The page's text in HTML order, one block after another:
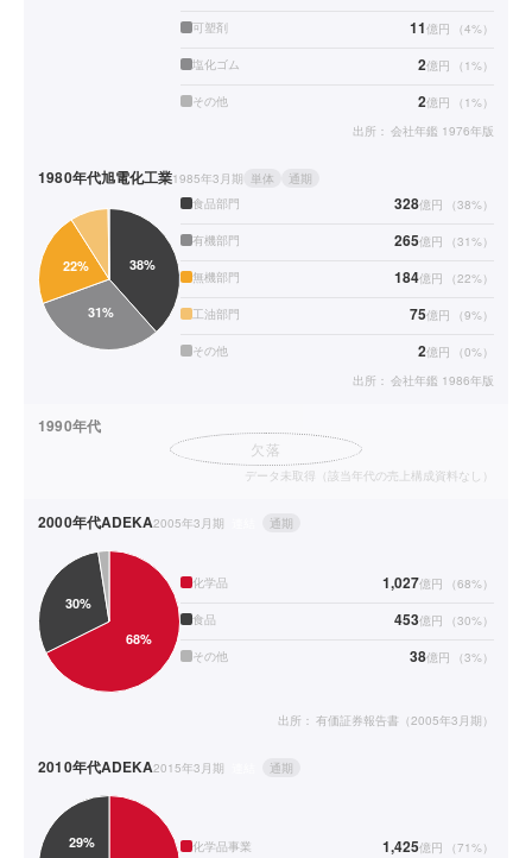
可塑剤 11億円 （4%）
塩化ゴム 2億円 （ 1%）
その他 2億円 （ 1%）
出所： 会社年鑑 1976年版
1980年代旭電化工業1985年3月期 単体
通期
食品部門
328億円 （38%）
有機部門 265億円 （31%）
無機部門 184億円 （22%）
工油部門 75億円 （9%）
その他 2億円 （0%）
出所： 会社年鑑 1986年版
1990年代
欠落
データ未取得（該当年代の売上構成資料なし）
2000年代ADEKA2005年3月期 通期
化学品 1,027億円 （68%）
食品 453億円 （30%）
その他 38億円 （3%）
出所： 有価証券報告書（2005年3月期）
2010年代ADEKA2015年3月期 通期
化学品事業 1,425億円 （71%）